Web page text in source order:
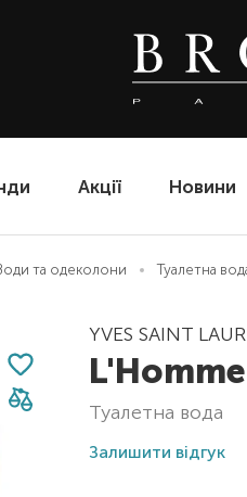
Акції Новини
та одеколони Туалетна
YVES SAINT
туалетна вода
Залишити відгук